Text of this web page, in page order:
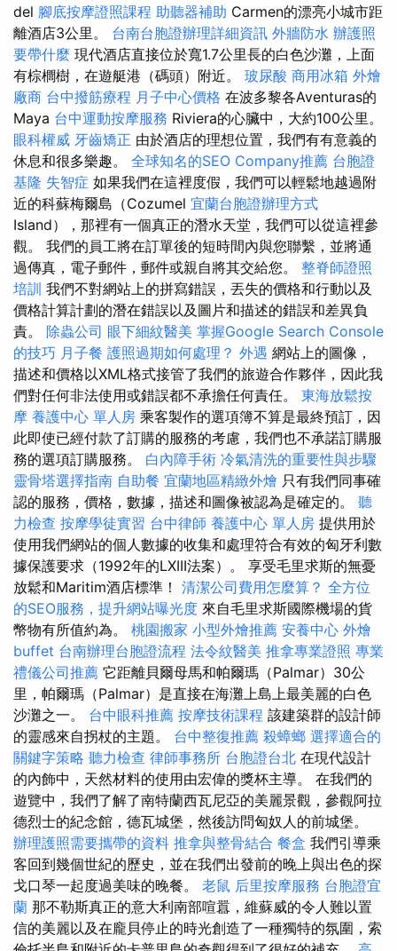
del 腳底按摩證照課程 助聽器補助 Carmen的漂亮小城市距
離酒店3公里。 台南台胞證辦理詳細資訊 外牆防水 辦護照
要帶什麼 現代酒店直接位於寬1.7公里長的白色沙灘，上面
有棕櫚樹，在遊艇港（碼頭）附近。 玻尿酸 商用冰箱 外燴
廠商 台中撥筋療程 月子中心價格 在波多黎各Aventuras的
Maya 台中運動按摩服務 Riviera的心臟中，大約100公里。
眼科權威 牙齒矯正 由於酒店的理想位置，我們有有意義的
休息和很多樂趣。 全球知名的SEO Company推薦 台胞證
基隆 失智症 如果我們在這裡度假，我們可以輕鬆地越過附
近的科蘇梅爾島（Cozumel 宜蘭台胞證辦理方式
Island），那裡有一個真正的潛水天堂，我們可以從這裡參
觀。 我們的員工將在訂單後的短時間內與您聯繫，並將通
過傳真，電子郵件，郵件或親自將其交給您。 整脊師證照
培訓 我們不對網站上的拼寫錯誤，丟失的價格和行動以及
價格計算計劃的潛在錯誤以及圖片和描述的錯誤和差異負
責。 除蟲公司 眼下細紋醫美 掌握Google Search Console
的技巧 月子餐 護照過期如何處理？ 外遇 網站上的圖像，
描述和價格以XML格式接管了我們的旅遊合作夥伴，因此我
們對任何非法使用或錯誤都不承擔任何責任。 東海放鬆按
摩 養護中心 單人房 乘客製作的選項簿不算是最終預訂，因
此即使已經付款了訂購的服務的考慮，我們也不承諾訂購服
務的選項訂購服務。 白內障手術 冷氣清洗的重要性與步驟
靈骨塔選擇指南 自助餐 宜蘭地區精緻外燴 只有我們同事確
認的服務，價格，數據，描述和圖像被認為是確定的。 聽
力檢查 按摩學徒實習 台中律師 養護中心 單人房 提供用於
使用我們網站的個人數據的收集和處理符合有效的匈牙利數
據保護要求（1992年的LXIII法案）。 享受毛里求斯的無憂
放鬆和Maritim酒店標準！ 清潔公司費用怎麼算？ 全方位
的SEO服務，提升網站曝光度 來自毛里求斯國際機場的貨
幣物有所值約為。 桃園搬家 小型外燴推薦 安養中心 外燴
buffet 台南辦理台胞證流程 法令紋醫美 推拿專業證照 專業
禮儀公司推薦 它距離貝爾母馬和帕爾瑪（Palmar）30公
里，帕爾瑪（Palmar）是直接在海灘上島上最美麗的白色
沙灘之一。 台中眼科推薦 按摩技術課程 該建築群的設計師
的靈感來自拐杖的主題。 台中整復推薦 殺蟑螂 選擇適合的
關鍵字策略 聽力檢查 律師事務所 台胞證台北 在現代設計
的內飾中，天然材料的使用由宏偉的獎杯主導。 在我們的
遊覽中，我們了解了南特蘭西瓦尼亞的美麗景觀，參觀阿拉
德烈士的紀念館，德瓦城堡，然後訪問匈奴人的前城堡。
辦理護照需要攜帶的資料 推拿與整骨結合 餐盒 我們引導乘
客回到幾個世紀的歷史，並在我們出發前的晚上與出色的探
戈口琴一起度過美味的晚餐。 老鼠 后里按摩服務 台胞證宜
蘭 那不勒斯真正的意大利南部喧囂，維蘇威的令人難以置
信的美麗以及在龐貝停止的時光創造了一種獨特的氛圍，索